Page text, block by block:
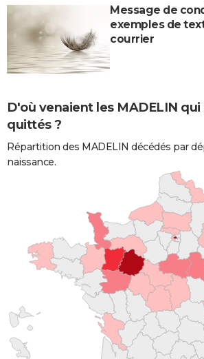
Message de
exemples de
courrier
D'où venaient les MADELIN
quittés ?
Répartition des MADELIN décédés par
naissance.